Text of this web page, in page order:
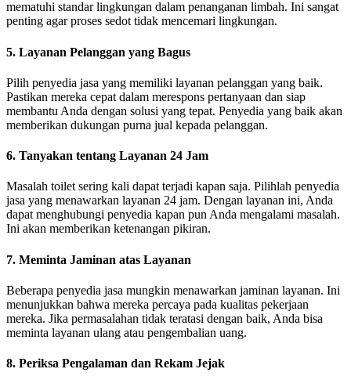
mematuhi standar lingkungan dalam penanganan limbah. Ini sangat
penting agar proses sedot tidak mencemari lingkungan.
5. Layanan Pelanggan yang Bagus
Pilih penyedia jasa yang memiliki layanan pelanggan yang baik.
Pastikan mereka cepat dalam merespons pertanyaan dan siap
membantu Anda dengan solusi yang tepat. Penyedia yang baik akan
memberikan dukungan purna jual kepada pelanggan.
6. Tanyakan tentang Layanan 24 Jam
Masalah toilet sering kali dapat terjadi kapan saja. Pilihlah penyedia
jasa yang menawarkan layanan 24 jam. Dengan layanan ini, Anda
dapat menghubungi penyedia kapan pun Anda mengalami masalah.
Ini akan memberikan ketenangan pikiran.
7. Meminta Jaminan atas Layanan
Beberapa penyedia jasa mungkin menawarkan jaminan layanan. Ini
menunjukkan bahwa mereka percaya pada kualitas pekerjaan
mereka. Jika permasalahan tidak teratasi dengan baik, Anda bisa
meminta layanan ulang atau pengembalian uang.
8. Periksa Pengalaman dan Rekam Jejak